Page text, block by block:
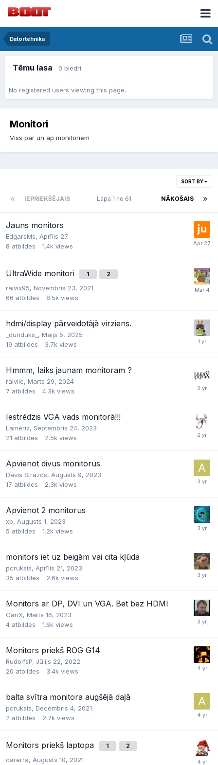
Datortehnika
Tēmu lasa 0 biedri
No registered users viewing this page.
Monitori
Viss par un ap monitoriem
SORT BY
IEPRIEKŠĒJAIS NĀKOŠAIS
Lapa 1 no 61
Jauns monitors
EdgarsMs, Aprīlis 27
8 atbildes 1.4k views
UltraWide monitori 1 2
raivix95, Novembris 23, 2021
66 atbildes 8.5k views
hdmi/display pārveidotājā virziens.
_dunduks_, Maijs 5, 2025
19 atbildes 3.7k views
Hmmm, laiks jaunam monitoram ?
raiviic, Marts 29, 2024
7 atbildes 4.3k views
Iestrēdzis VGA vads monitorā!!!
Lameriz, Septembris 24, 2023
21 atbildes 2.5k views
Apvienot divus monitorus
Dāvis Strazds, Augusts 9, 2023
17 atbildes 2.3k views
Apvienot 2 monitorus
xp, Augusts 1, 2023
5 atbildes 1.2k views
monitors iet uz beigām vai cita kļūda
pcruksis, Aprīlis 21, 2023
35 atbildes 2.6k views
Monitors ar DP, DVI un VGA. Bet bez HDMI
GanX, Marts 16, 2023
4 atbildes 1.6k views
Monitors priekš ROG G14
RudolfsP, Jūlijs 22, 2022
20 atbildes 3.4k views
balta svītra monitora augšējā daļā
pcruksis, Decembris 4, 2021
2 atbildes 2.7k views
Monitors priekš laptopa 1 2
carerra, Augusts 10, 2021